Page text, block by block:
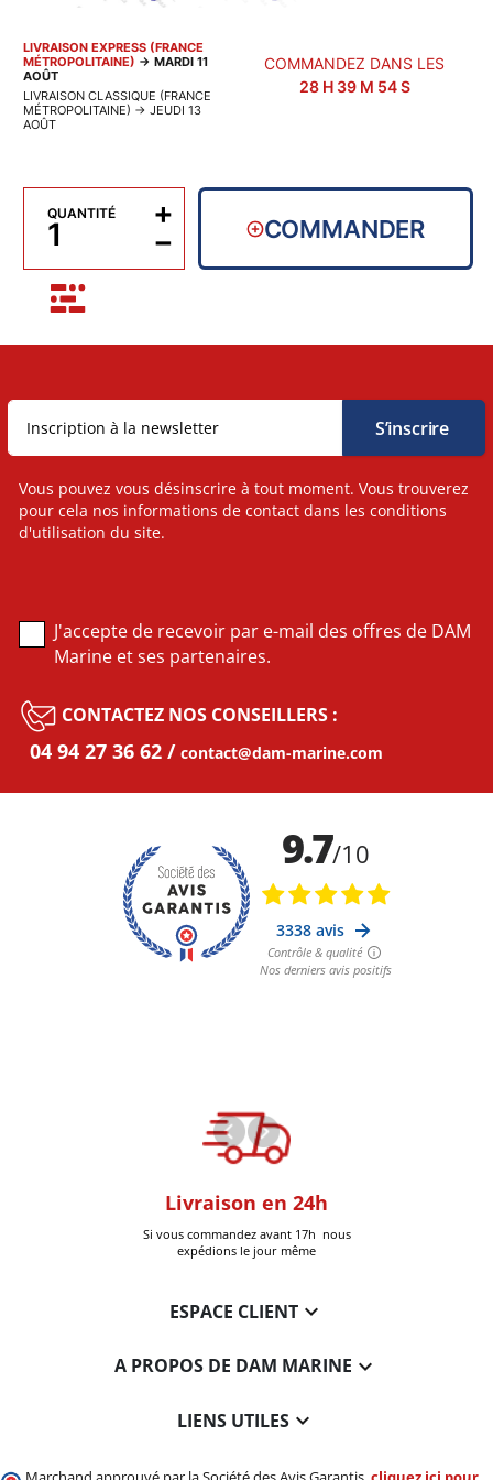
LIVRAISON EXPRESS (FRANCE
MÉTROPOLITAINE) → MARDI 11
AOÛT
LIVRAISON CLASSIQUE (FRANCE
MÉTROPOLITAINE) → JEUDI 13
AOÛT
COMMANDEZ DANS LES
28H 39M 54S
QUANTITÉ
−
+ COMMANDER
Livraison en 24h
Si vous commandez avant 17h nous
expédions le jour même
Vous pouvez vous désinscrire à tout moment. Vous trouverez
pour cela nos informations de contact dans les conditions
d'utilisation du site.
J'accepte de recevoir par e-mail des offres de DAM
Marine et ses partenaires.
CONTACTEZ NOS CONSEILLERS :
04 94 27 36 62 contact@dam-marine.com
ESPACE CLIENT
A PROPOS DE DAM MARINE 
LIENS UTILES 